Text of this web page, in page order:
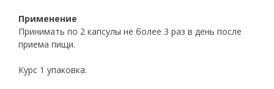
Применение
Принимать по 2 капсулы не более 3 раз в день после
приема пищи.
Курс 1 упаковка.